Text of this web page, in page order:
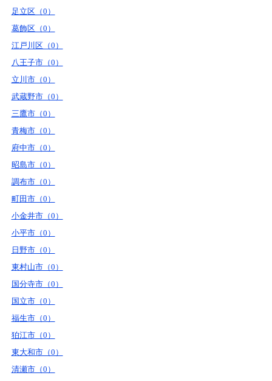
足立区（0）
葛飾区（0）
江戸川区（0）
八王子市（0）
立川市（0）
武蔵野市（0）
三鷹市（0）
青梅市（0）
府中市（0）
昭島市（0）
調布市（0）
町田市（0）
小金井市（0）
小平市（0）
日野市（0）
東村山市（0）
国分寺市（0）
国立市（0）
福生市（0）
狛江市（0）
東大和市（0）
清瀬市（0）